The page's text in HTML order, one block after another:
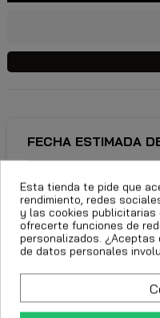
FECHA ESTIMADA
CttExpress
Descripción
Esta tienda te pide que
rendimiento, redes
y las cookies
ofrecerte funciones de
personalizados.
de datos personales